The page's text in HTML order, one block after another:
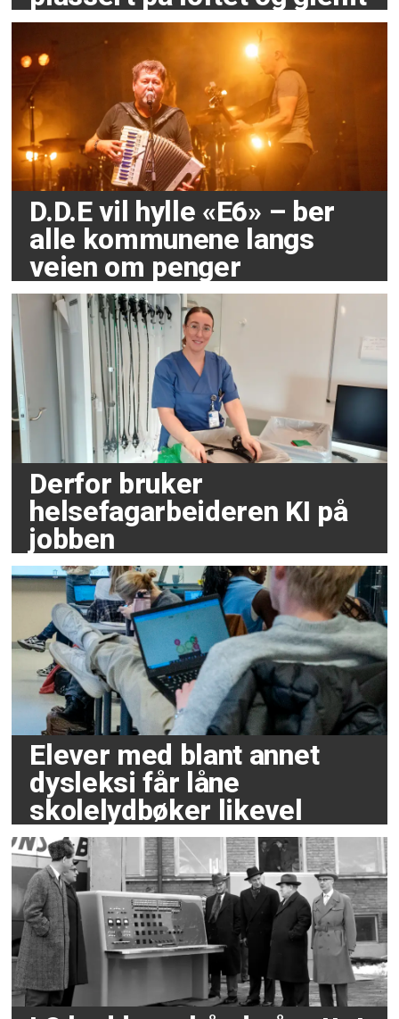
D.D.E vil hylle «E6» – ber
alle kommunene langs
veien om penger
Derfor bruker
helsefagarbeideren KI på
jobben
Elever med blant annet
dysleksi får låne
skolelydbøker likevel